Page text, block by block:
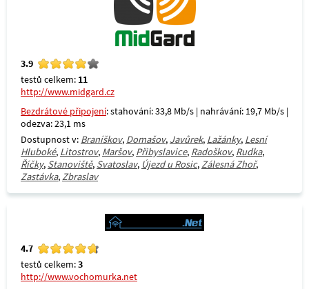
3.9
testů celkem: 11
http://www.midgard.cz
Bezdrátové připojení: stahování: 33,8 Mb/s | nahrávání: 19,7 Mb/s |
odezva: 23,1 ms
Dostupnost v: Braníškov, Domašov, Javůrek, Lažánky, Lesní
Hluboké, Litostrov, Maršov, Přibyslavice, Radoškov, Rudka,
Říčky, Stanoviště, Svatoslav, Újezd u Rosic,Zálesná Zhoř,
Zastávka,Zbraslav
4.7
testů celkem:3
http://www.vochomurka.net